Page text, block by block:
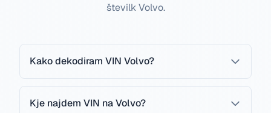
številk Volvo.
Kako dekodiram VIN Volvo?
Kje najdem VIN na Volvo?